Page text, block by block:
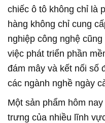
chiếc ô tô không chỉ là
hàng không chỉ cung
nghiệp công nghệ
việc phát triển phần
đám mây và kết nối số
các ngành nghề ngày
Một sản phẩm hôm
trưng của nhiều lĩnh